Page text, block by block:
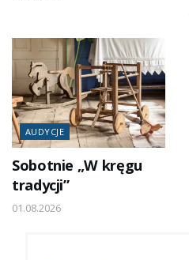
AUDYCJE
Sobotnie „W kręgu
tradycji”
01.08.2026